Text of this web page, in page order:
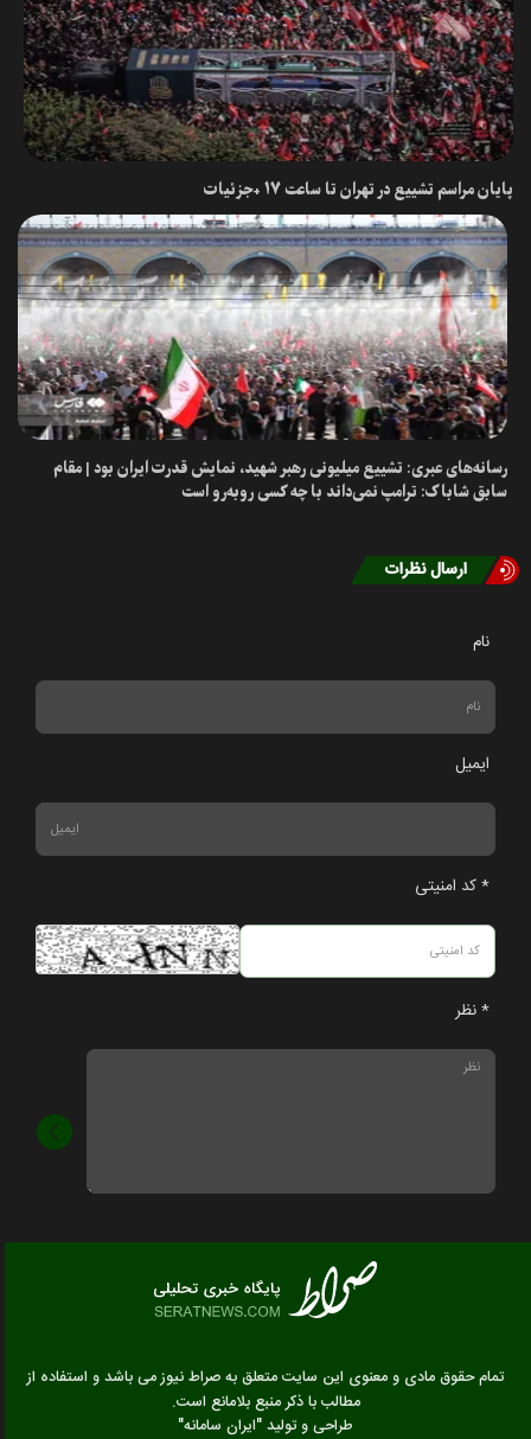
پایان مراسم تشییع در تهران تا ساعت ۱۷ +جزئیات
رسانه‌های عبری: تشییع میلیونی رهبر شهید، نمایش قدرت ایران بود | مقام
سابق شاباک: ترامپ نمی‌داند با چه کسی روبه‌رو است
ارسال نظرات
نام
ایمیل
* کد امنیتی
* نظر
تمام حقوق مادی و معنوی این سایت متعلق به صراط نیوز می باشد و استفاده از
مطالب با ذکر منبع بلامانع است.
طراحی و تولید"ایران سامانه"